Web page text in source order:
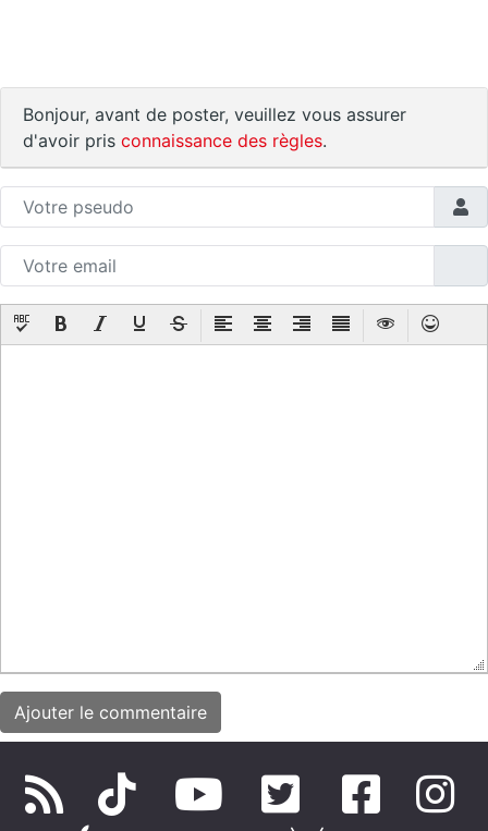
Bonjour, avant de poster, veuillez vous assurer
d'avoir pris connaissance des règles.